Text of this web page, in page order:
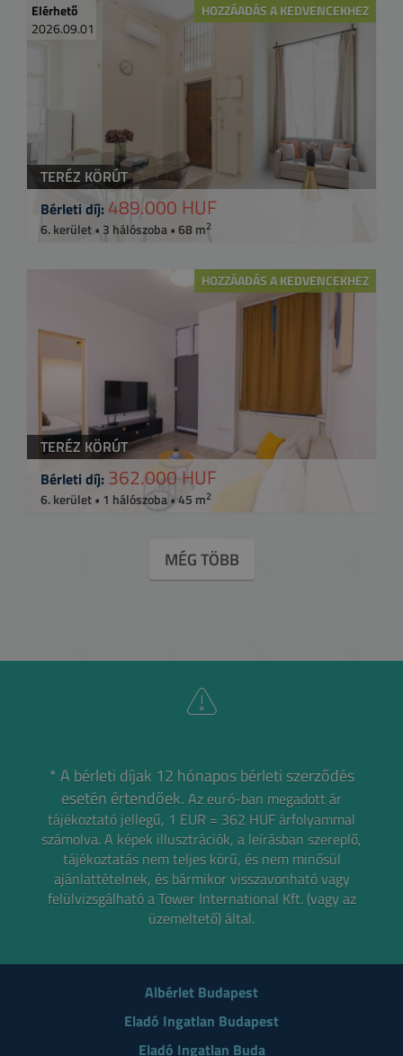
Elérhető
2026.09.01
HOZZÁADÁS A KEDVENCEKHEZ
TERÉZ KÖRÚT
Bérleti díj: 489.000 HUF
6. kerület • 3 hálószoba • 68 m2
HOZZÁADÁS A KEDVENCEKHEZ
TERÉZ KÖRÚT
Bérleti díj: 362.000 HUF
6. kerület • 1 hálószoba • 45 m2
MÉG TÖBB
* A bérleti díjak 12 hónapos bérleti szerződés
esetén értendőek. Az euró-ban megadott ár
tájékoztató jellegű, 1 EUR = 362 HUF árfolyammal
számolva.A képek illusztrációk, a leírásban szereplő,
tájékoztatás nem teljes körű, és nem minősül
ajánlattételnek, és bármikor visszavonható vagy
felülvizsgálható a Tower International Kft. (vagy az
üzemeltető) által.
Albérlet Budapest
Eladó Ingatlan Budapest
Eladó Ingatlan Buda